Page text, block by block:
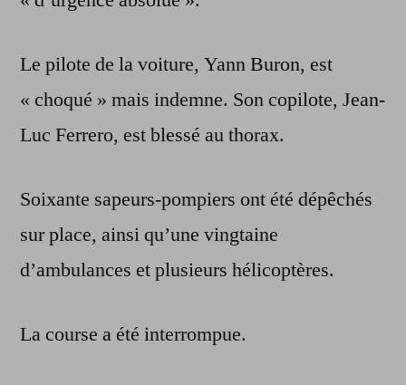
Le pilote de la voiture, Yann Buron, est
« choqué » mais indemne. Son copilote, Jean-
Luc Ferrero, est blessé au thorax.
Soixante sapeurs-pompiers ont été dépêchés
sur place, ainsi qu’une vingtaine
d’ambulances et plusieurs hélicoptères.
La course a été interrompue.